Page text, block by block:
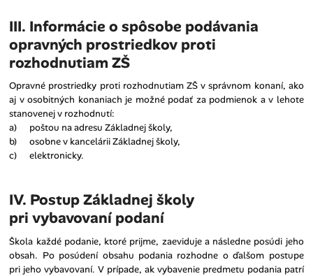
III. Informácie o spôsobe podávania
opravných prostriedkov proti
rozhodnutiam ZŠ
Opravné prostriedky proti rozhodnutiam ZŠ v správnom konaní, ako
aj v osobitných konaniach je možné podať za podmienok a v lehote
stanovenej v rozhodnutí:
a) poštou na adresu Základnej školy,
b) osobne v kancelárii Základnej školy,
c) elektronicky.
IV. Postup Základnej školy
pri vybavovaní podaní
Škola každé podanie, ktoré prijme, zaeviduje a následne posúdi jeho
obsah. Po posúdení obsahu podania rozhodne o ďalšom postupe
pri jeho vybavovaní. V prípade, ak vybavenie predmetu podania patrí